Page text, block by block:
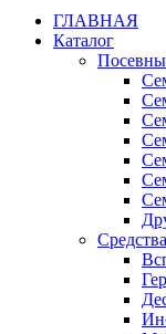
ГЛАВНАЯ
Каталог